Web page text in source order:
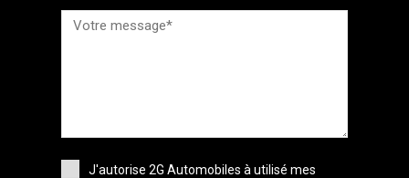
J'autorise 2G Automobiles à utilisé mes